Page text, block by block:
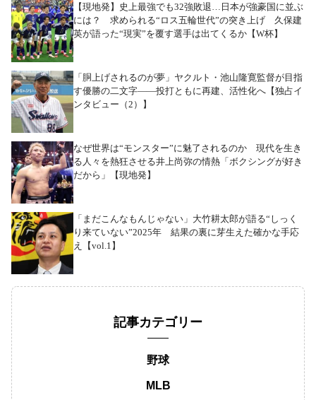
【現地発】史上最強でも32強敗退…日本が強豪国に並ぶ
には？ 求められる“ロス五輪世代”の突き上げ 久保建
英が語った“現実”を覆す選手は出てくるか【W杯】
「胴上げされるのが夢」ヤクルト・池山隆寛監督が目指
す優勝の二文字――投打ともに再建、活性化へ【独占イ
ンタビュー（2）】
なぜ世界は“モンスター”に魅了されるのか 現代を生き
る人々を熱狂させる井上尚弥の情熱「ボクシングが好き
だから」【現地発】
「まだこんなもんじゃない」大竹耕太郎が語る“しっく
り来ていない”2025年 結果の裏に芽生えた確かな手応
え【vol.1】
記事カテゴリー
野球
MLB